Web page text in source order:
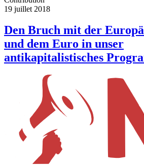
19 juillet 2018
Den Bruch mit der
und dem Euro in unser
antikapitalistisches